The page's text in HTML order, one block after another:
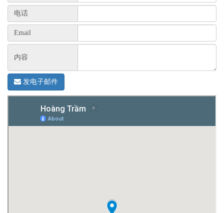
电话
Email
内容
发电子邮件